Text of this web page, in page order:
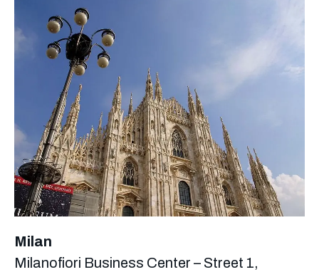
Milan
Milanofiori Business Center – Street 1,